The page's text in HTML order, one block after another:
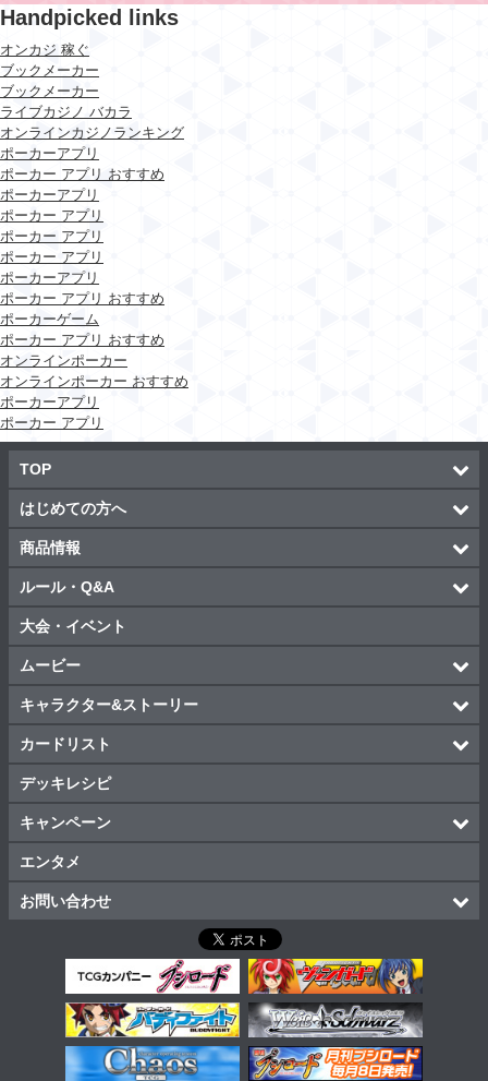
Handpicked links
オンカジ 稼ぐ
ブックメーカー
ブックメーカー
ライブカジノ バカラ
オンラインカジノランキング
ポーカーアプリ
ポーカー アプリ おすすめ
ポーカーアプリ
ポーカー アプリ
ポーカー アプリ
ポーカー アプリ
ポーカーアプリ
ポーカー アプリ おすすめ
ポーカーゲーム
ポーカー アプリ おすすめ
オンラインポーカー
オンラインポーカー おすすめ
ポーカーアプリ
ポーカー アプリ
TOP
はじめての方へ
商品情報
ルール・Q&A
大会・イベント
ムービー
キャラクター&ストーリー
カードリスト
デッキレシピ
キャンペーン
エンタメ
お問い合わせ